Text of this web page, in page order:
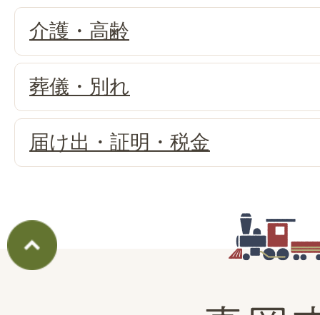
介護・高齢
葬儀・別れ
届け出・証明・税金